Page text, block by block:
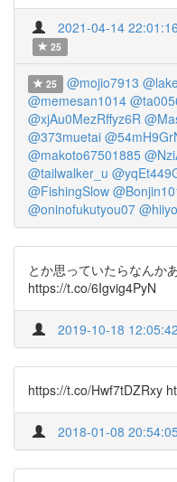
2021-04-14 22:01:16
25
25 @mojio7913
@memesan1014
@xjAu0MezRffyz6R
@373muetai
@makoto67501885
@tailwalker_u
@FishingSlow
@oninofukutyou07
とか思っていたらなんか
https://t.co/6Igvig4PyN
2019-10-18 12:05:42
https://t.co/Hwf7tDZRxy
2018-01-08 20:54:05